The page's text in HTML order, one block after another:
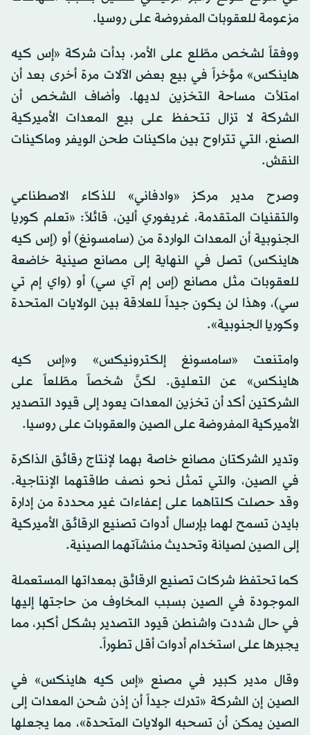
مزعومة للعقوبات المفروضة على روسيا.
ووفقاً لشخص مطّلع على الأمر، بدأت شركة «إس كيه
هاينكس» مؤخراً في بيع بعض الآلات مرة أخرى بعد أن
امتلأت مساحة التخزين لديها. وأضاف الشخص أن
الشركة لا تزال تتحفظ على بيع المعدات الأميركية
الصنع، التي تتراوح بين ماكينات طحن الويفر وماكينات
النقش.
وصرح مدير مركز «وادفاني» للذكاء الاصطناعي
والتقنيات المتقدمة، غريغوري ألين، قائلاً: «تعلم كوريا
الجنوبية أن المعدات الواردة من (سامسونغ) أو (إس كيه
هاينكس) تصل في النهاية إلى مصانع صينية خاضعة
للعقوبات مثل مصانع (إس إم آي سي) أو (واي إم تي
سي)، وهذا لن يكون جيداً للعلاقة بين الولايات المتحدة
وكوريا الجنوبية».
وامتنعت «سامسونغ إلكترونيكس» و«إس كيه
هاينكس» عن التعليق. لكنَّ شخصاً مطّلعاً على
الشركتين أكد أن تخزين المعدات يعود إلى قيود التصدير
الأميركية المفروضة على الصين والعقوبات على روسيا.
وتدير الشركتان مصانع خاصة بهما لإنتاج رقائق الذاكرة
في الصين، والتي تمثل نحو نصف طاقتهما الإنتاجية.
وقد حصلت كلتاهما على إعفاءات غير محددة من إدارة
بايدن تسمح لهما بإرسال أدوات تصنيع الرقائق الأميركية
إلى الصين لصيانة وتحديث منشآتهما الصينية.
كما تحتفظ شركات تصنيع الرقائق بمعداتها المستعملة
الموجودة في الصين بسبب المخاوف من حاجتها إليها
في حال شددت واشنطن قيود التصدير بشكل أكبر، مما
يجبرها على استخدام أدوات أقل تطوراً.
وقال مدير كبير في مصنع «إس كيه هاينكس» في
الصين إن الشركة «تدرك جيداً أن إذن شحن المعدات إلى
الصين يمكن أن تسحبه الولايات المتحدة»، مما يجعلها